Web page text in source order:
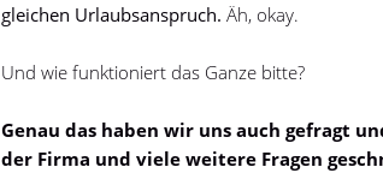
gleichen Urlaubsanspruch. Äh, okay.
Und wie funktioniert das Ganze bitte?
Genau das haben wir uns auch gefragt
der Firma und viele weitere Fragen